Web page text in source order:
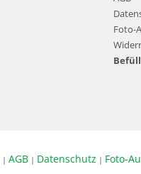
Foto-
| AGB | Datenschutz | Foto-